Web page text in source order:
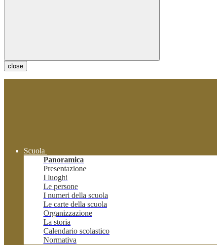
close
Scuola
Panoramica
Presentazione
I luoghi
Le persone
I numeri della scuola
Le carte della scuola
Organizzazione
La storia
Calendario scolastico
Normativa